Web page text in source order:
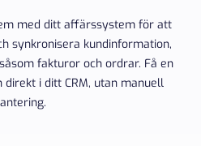
med ditt affärssystem för att
synkronisera kundinformation,
fakturor och ordrar. Få en
i ditt CRM, utan manuell